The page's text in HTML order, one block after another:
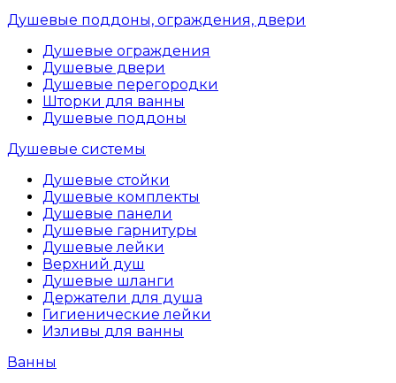
Душевые поддоны, ограждения, двери
Душевые ограждения
Душевые двери
Душевые перегородки
Шторки для ванны
Душевые поддоны
Душевые системы
Душевые стойки
Душевые комплекты
Душевые панели
Душевые гарнитуры
Душевые лейки
Верхний душ
Душевые шланги
Держатели для душа
Гигиенические лейки
Изливы для ванны
Ванны